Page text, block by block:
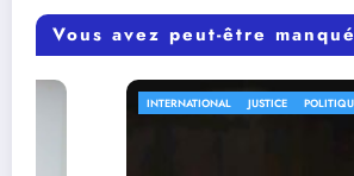
Vous avez peut-être manqué
JUSTICE POLITIQUE